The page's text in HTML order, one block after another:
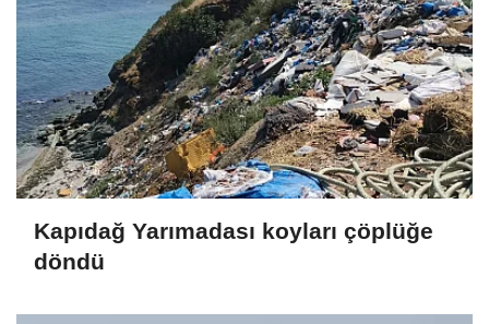
Kapıdağ Yarımadası koyları çöplüğe
döndü